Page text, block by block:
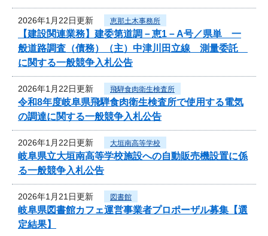
2026年1月22日更新 恵那土木事務所
【建設関連業務】建委第道調－恵1－A号／県単 一
般道路調査（債務）（主）中津川田立線 測量委託
に関する一般競争入札公告
2026年1月22日更新 飛騨食肉衛生検査所
令和8年度岐阜県飛騨食肉衛生検査所で使用する電気
の調達に関する一般競争入札公告
2026年1月22日更新 大垣南高等学校
岐阜県立大垣南高等学校施設への自動販売機設置に係
る一般競争入札公告
2026年1月21日更新 図書館
岐阜県図書館カフェ運営事業者プロポーザル募集【選
定結果】